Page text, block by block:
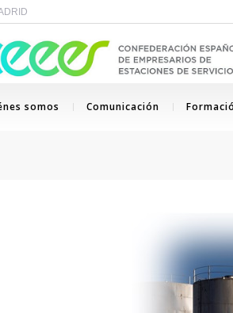
somos Comunicación